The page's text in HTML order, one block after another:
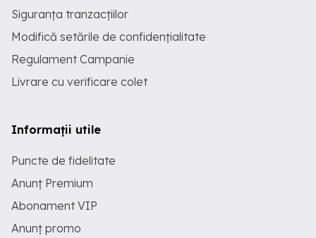
Siguranța tranzacțiilor
Modifică setările de confidențialitate
Regulament Campanie
Livrare cu verificare colet
Informații utile
Puncte de fidelitate
Anunț Premium
Abonament VIP
Anunț promo